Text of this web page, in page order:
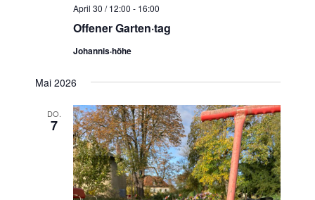
Offener Garten·tag
April 30 / 12:00 - 16:00
Johannis·höhe
Mai 2026
DO.
7